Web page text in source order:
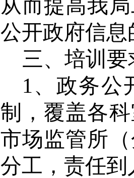
从而提高我
公开政府信
三、培训要
1、政务公
制， 覆盖各
市场监管所
分工，责任到